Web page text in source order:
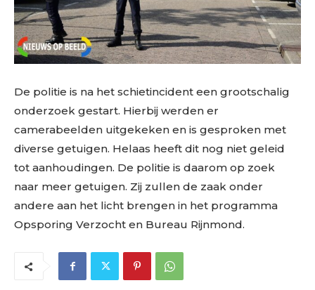
De politie is na het schietincident een grootschalig
onderzoek gestart. Hierbij werden er
camerabeelden uitgekeken en is gesproken met
diverse getuigen. Helaas heeft dit nog niet geleid
tot aanhoudingen. De politie is daarom op zoek
naar meer getuigen. Zij zullen de zaak onder
andere aan het licht brengen in het programma
Opsporing Verzocht en Bureau Rijnmond.